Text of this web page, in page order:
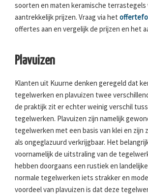
soorten en maten keramische terrastegels
aantrekkelijk prijzen. Vraag via het
offertes aan en vergelijk de prijzen en het
Plavuizen
Klanten uit Kuurne denken geregeld dat
tegelwerken en plavuizen twee
de praktijk zit er echter weinig verschil
tegelwerken. Plavuizen zijn namelijk
tegelwerken met een basis van klei en zijn
als ongeglazuurd verkrijgbaar. Het
voornamelijk de uitstraling van de
hebben doorgaans een rustiek en
normale tegelwerken iets strakker en
voordeel van plavuizen is dat deze